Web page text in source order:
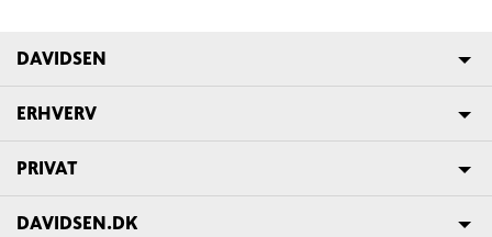
DAVIDSEN
ERHVERV
PRIVAT
DAVIDSEN.DK